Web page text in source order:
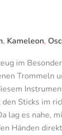
, Kameleon,
im
Trommeln
Sticks im
lag es nahe,
Händen